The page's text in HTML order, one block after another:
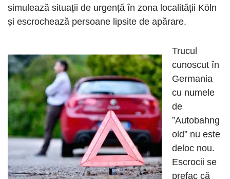
simulează situații de urgență în zona localității Köln
și escrochează persoane lipsite de apărare.
Trucul
cunoscut în
Germania
cu numele
de
”Autobahng
old” nu este
deloc nou.
Escrocii se
prefac că